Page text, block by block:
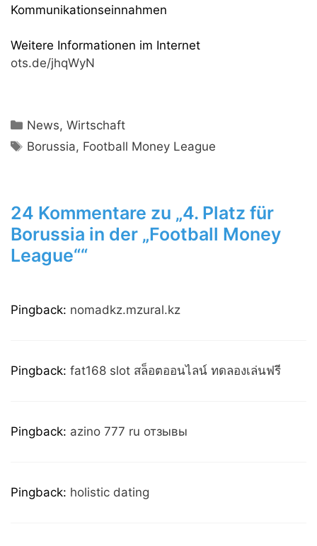
Kommunikationseinnahmen
Weitere Informationen im Internet
ots.de/jhqWyN
Kategorien
News,Wirtschaft
Schlagwörter
Borussia, Football Money League
24 Kommentare zu „4. Platz für
Borussia in der „Football Money
League““
Pingback: nomadkz.mzural.kz
Pingback: fat168 slot สล็อตออนไลน์ ทดลองเล่นฟรี
Pingback: azino 777 ru отзывы
Pingback: holistic dating